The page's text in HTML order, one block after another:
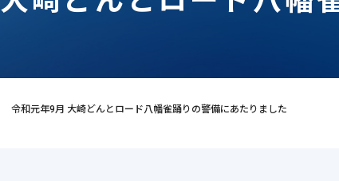
令和元年9月 大崎どんとロード八幡雀踊りの警備にあたりました